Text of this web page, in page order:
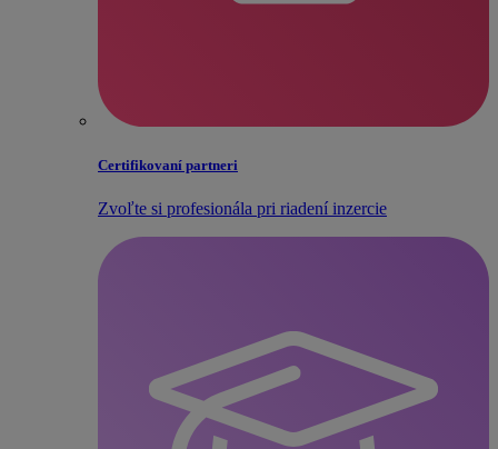
Certifikovaní partneri
Zvoľte si profesionála pri riadení inzercie